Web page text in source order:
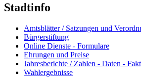
Stadtinfo
Amtsblätter / Satzungen und
Bürgerstiftung
Online Dienste - Formulare
Ehrungen und Preise
Jahresberichte / Zahlen - Daten -
Wahlergebnisse